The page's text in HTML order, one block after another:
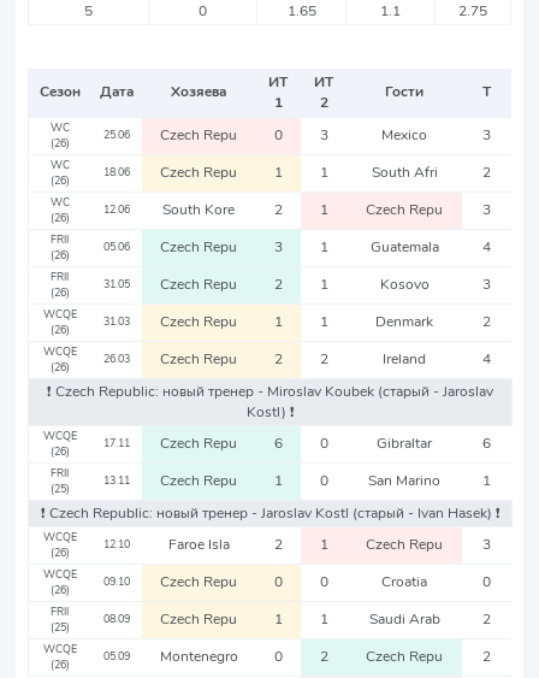
5
0 1.65 1.1 2.75
Сезон Дата Хозяева
ИТ
1
ИТ
2
Гости Т
WC
(26)
25.06 Czech Repu 0 3 Mexico 3
WC
(26)
18.06 Czech Repu 1 1 South Afri 2
WC
(26)
12.06 South Kore 2 1 Czech Repu 3
FRII
(26)
05.06 Czech Repu 3 1 Guatemala 4
FRII
(26)
31.05 Czech Repu 2 1 Kosovo 3
WCQE
(26)
31.03 Czech Repu 1 1 Denmark 2
WCQE
(26)
26.03 Czech Repu 2 2 Ireland
4
❗️ Czech Republic: новый тренер - Miroslav Koubek (старый - Jaroslav
Kostl) ❗️
WCQE
(26)
17.11 Czech Repu 6 0 Gibraltar 6
FRII
(25)
13.11 Czech Repu 1 0 San Marino
1
❗️ Czech Republic: новый тренер - Jaroslav Kostl (старый - Ivan Hasek) ❗️
WCQE
(26)
12.10 Faroe Isla 2 1 Czech Repu 3
WCQE
(26)
09.10 Czech Repu 0 0 Croatia 0
FRII
(25)
08.09 Czech Repu 1 1 Saudi Arab 2
WCQE
(26)
05.09 Montenegro 0 2 Czech Repu 2